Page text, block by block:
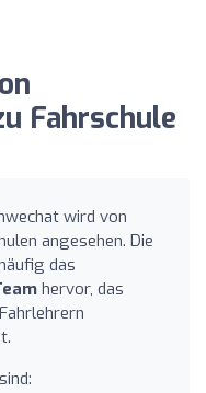
Fahrschule
wird von
angesehen. Die
das
hervor, das